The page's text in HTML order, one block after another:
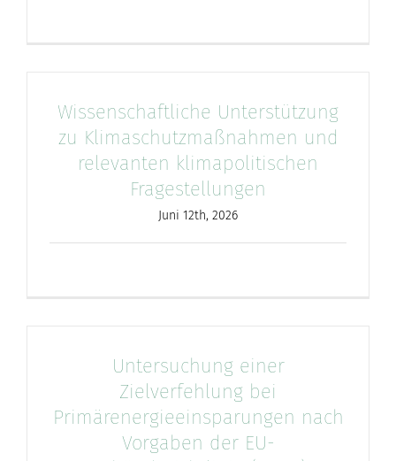
Wissenschaftliche Unterstützung
zu Klimaschutzmaßnahmen und
relevanten klimapolitischen
Fragestellungen
Juni 12th, 2026
Untersuchung einer
Zielverfehlung bei
Primärenergieeinsparungen nach
Vorgaben der EU-